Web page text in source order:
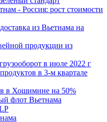
- Россия: рост стоимости
из Вьетнама на
продукции из
в июле 2022 г
в 3-м квартале
в Хошимине на 50%
флот Вьетнама